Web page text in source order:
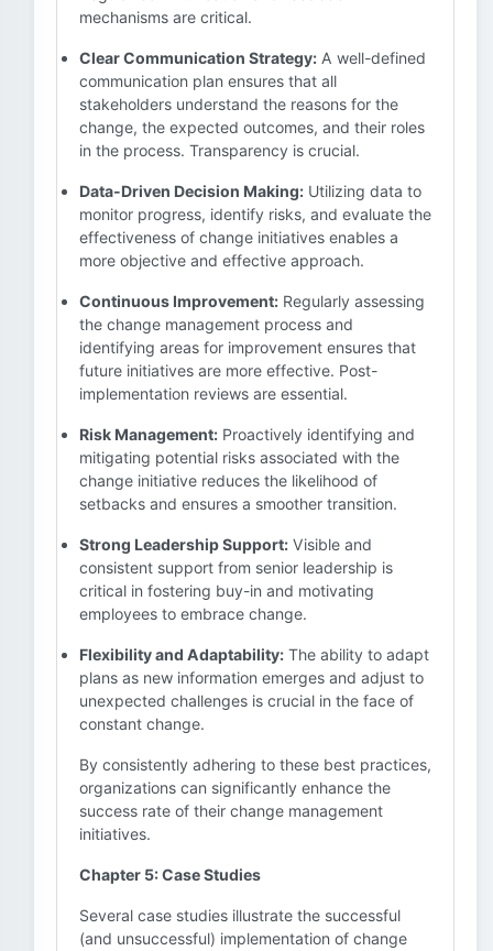
mechanisms are critical.
Clear Communication Strategy: A well-defined
communication plan ensures that all
stakeholders understand the reasons for the
change, the expected outcomes, and their roles
in the process. Transparency is crucial.
Data-Driven Decision Making: Utilizing data to
monitor progress, identify risks, and evaluate the
effectiveness of change initiatives enables a
more objective and effective approach.
Continuous Improvement: Regularly assessing
the change management process and
identifying areas for improvement ensures that
future initiatives are more effective. Post-
implementation reviews are essential.
Risk Management: Proactively identifying and
mitigating potential risks associated with the
change initiative reduces the likelihood of
setbacks and ensures a smoother transition.
Strong Leadership Support: Visible and
consistent support from senior leadership is
critical in fostering buy-in and motivating
employees to embrace change.
Flexibility and Adaptability: The ability to adapt
plans as new information emerges and adjust to
unexpected challenges is crucial in the face of
constant change.
By consistently adhering to these best practices,
organizations can significantly enhance the
success rate of their change management
initiatives.
Chapter 5: Case Studies
Several case studies illustrate the successful
(and unsuccessful) implementation of change